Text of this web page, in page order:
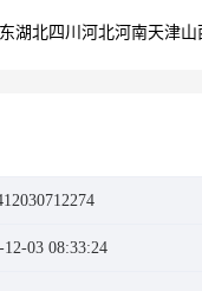
湖北四川 河北河南天津山
12-03 08:33:24